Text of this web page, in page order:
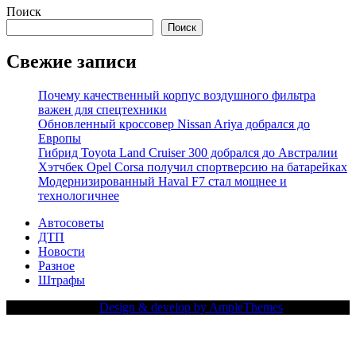
Поиск
Поиск
Свежие записи
Почему качественный корпус воздушного фильтра
важен для спецтехники
Обновленный кроссовер Nissan Ariya добрался до
Европы
Гибрид Toyota Land Cruiser 300 добрался до Австралии
Хэтчбек Opel Corsa получил спортверсию на батарейках
Модернизированный Haval F7 стал мощнее и
технологичнее
Автосоветы
ДТП
Новости
Разное
Штрафы
Design & develop by AmpleThemes